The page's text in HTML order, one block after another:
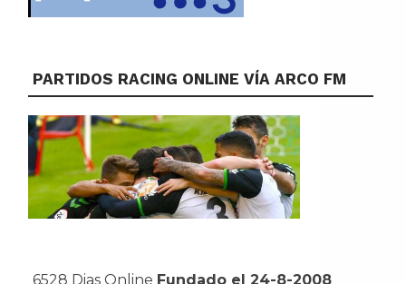
PARTIDOS RACING ONLINE VÍA ARCO FM
6528 Dias Online Fundado el 24-8-2008